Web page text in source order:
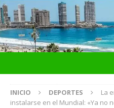
INICIO DEPORTES
La
instalarse en el Mundial: «Ya no